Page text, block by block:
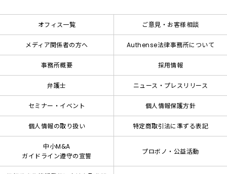
オフィス一覧 ご意見・お客様相談
メディア関係者の方へ Authense法律事務所について
事務所概要 採用情報
弁護士 ニュース・プレスリリース
セミナー・イベント 個人情報保護方針
個人情報の取り扱い 特定商取引法に準ずる表記
中小M&A
ガイドライン遵守の宣誓
プロボノ・公益活動